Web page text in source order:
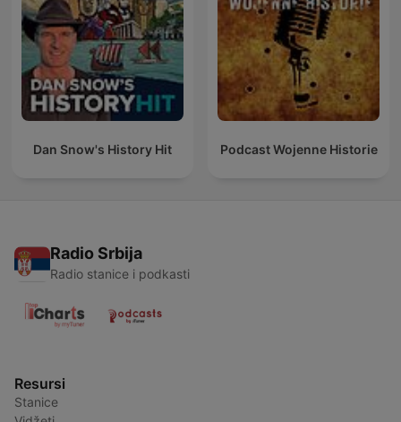
Dan Snow's History Hit Podcast Wojenne Historie
Radio Srbija
Radio stanice i podkasti
Resursi
Stanice